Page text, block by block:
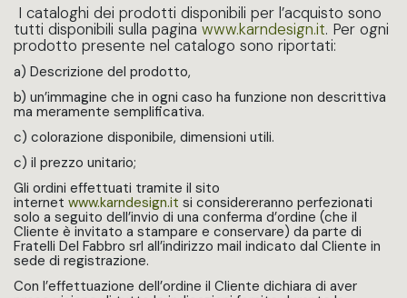
I cataloghi dei prodotti disponibili per l’acquisto sono
tutti disponibili sulla pagina www.karndesign.it. Per ogni
prodotto presente nel catalogo sono riportati:
a) Descrizione del prodotto,
b) un’immagine che in ogni caso ha funzione non descrittiva
ma meramente semplificativa.
c) colorazione disponibile, dimensioni utili.
c) il prezzo unitario;
Gli ordini effettuati tramite il sito
internet www.karndesign.it si considereranno perfezionati
solo a seguito dell’invio di una conferma d’ordine (che il
Cliente è invitato a stampare e conservare) da parte di
Fratelli Del Fabbro srl all’indirizzo mail indicato dal Cliente in
sede di registrazione.
Con l’effettuazione dell’ordine il Cliente dichiara di aver